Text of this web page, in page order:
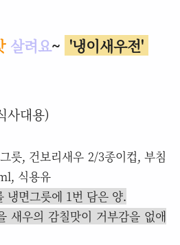
살려요~ '냉이새우전'
사대용)
릇, 건보리새우 2/3종이컵, 부침
식용유
냉면그릇에 1번 담은 양.
새우의 감칠맛이 거부감을 없애